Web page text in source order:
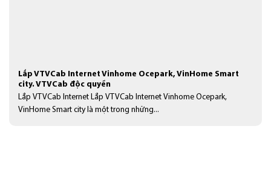
Lắp VTVCab Internet Vinhome Ocepark, VinHome Smart
city. VTVCab độc quyền
Lắp VTVCab Internet Lắp VTVCab Internet Vinhome Ocepark,
VinHome Smart city là một trong những...